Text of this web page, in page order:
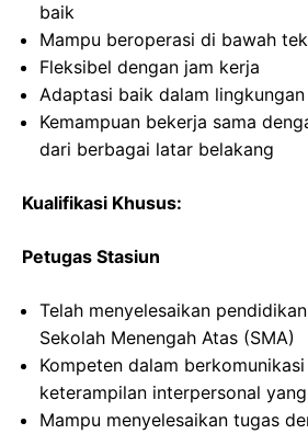
baik
Mampu beroperasi di bawah
Fleksibel dengan jam kerja
Adaptasi baik dalam
Kemampuan bekerja sama
dari berbagai latar belakang
Kualifikasi Khusus:
Petugas Stasiun
Telah menyelesaikan
Sekolah Menengah Atas (SMA)
Kompeten dalam
keterampilan interpersonal
Mampu menyelesaikan tugas